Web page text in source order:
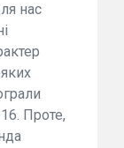
нас
Проте,